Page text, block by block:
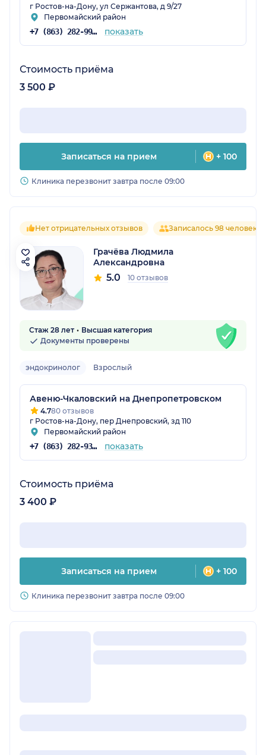
г Ростов-на-Дону, ул Сержантова, д 9/27
Первомайский район
+7 (863) 282-99-43 показать
Стоимость приёма
3 500 ₽
Записаться на прием + 100
Клиника перезвонит завтра после 09:00
Нет отрицательных отзывов Записалось 98 человек
Грачёва Людмила
Александровна
5.0 10 отзывов
Стаж 28 лет
Высшая категория
Документы проверены
эндокринолог Взрослый
Авеню-Чкаловский на Днепропетровском
4.780 отзывов
г Ростов-на-Дону, пер Днепровский, зд 110
Первомайский район
+7 (863) 282-93-77 показать
Стоимость приёма
3 400 ₽
Записаться на прием + 100
Клиника перезвонит завтра после 09:00